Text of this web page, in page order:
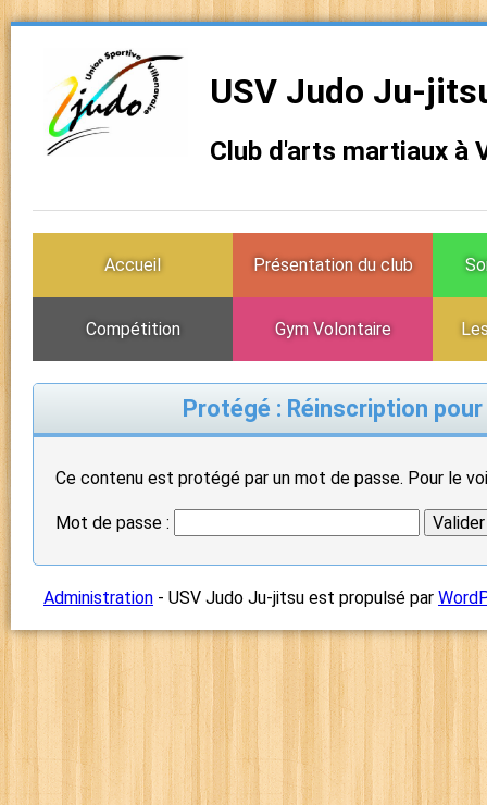
USV Judo Ju-
Club d'arts martiaux à
Accueil Présentation du club
Compétition Gym Volontaire
Protégé : Réinscription
Ce contenu est protégé par un mot de passe. Pour le
Mot de passe :
Administration - USV Judo Ju-jitsu est propulsé par